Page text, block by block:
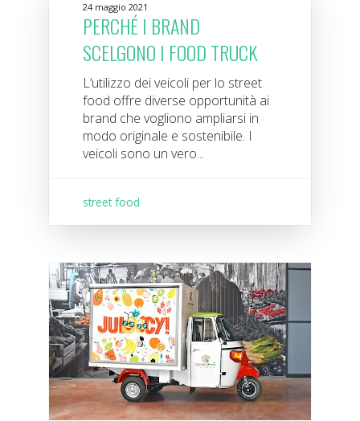
24 maggio 2021
PERCHÉ I BRAND
SCELGONO I FOOD TRUCK
L’utilizzo dei veicoli per lo street
food offre diverse opportunità ai
brand che vogliono ampliarsi in
modo originale e sostenibile. I
veicoli sono un vero...
street food